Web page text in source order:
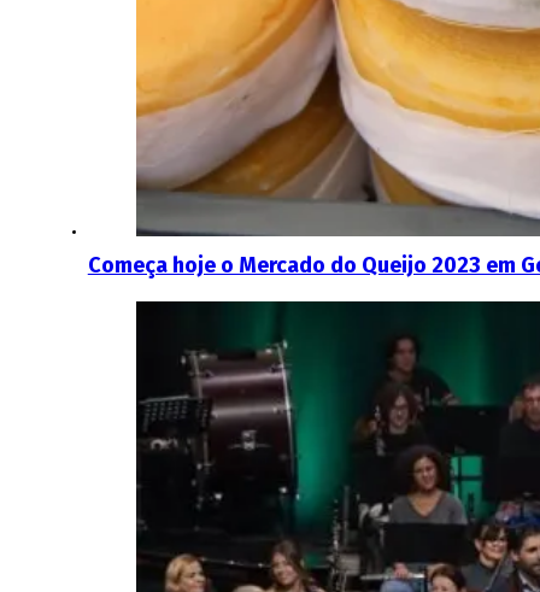
Começa hoje o Mercado do Queijo 2023 em